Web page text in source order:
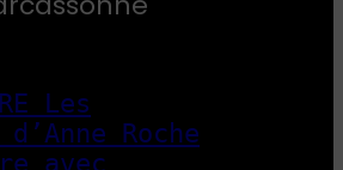
Les
Roche
avec